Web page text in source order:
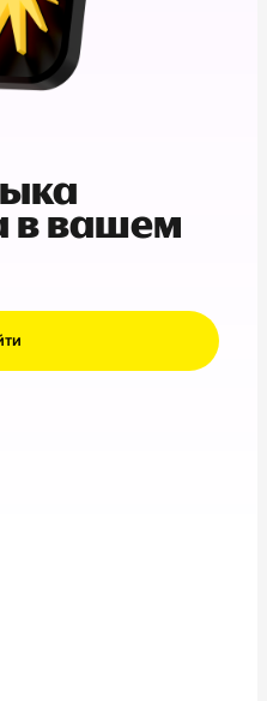
в вашем